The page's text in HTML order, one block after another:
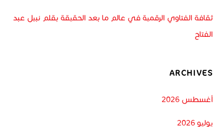
ثقافة الفتاوي الرقمية في عالم ما بعد الحقيقة بقلم نبيل عبد
الفتاح
ARCHIVES
أغسطس 2026
يوليو 2026